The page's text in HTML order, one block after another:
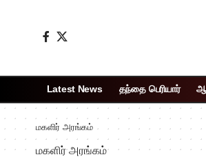
Latest News தந்தை பெரியார்
மகளிர் அரங்கம்
மகளிர் அரங்கம்